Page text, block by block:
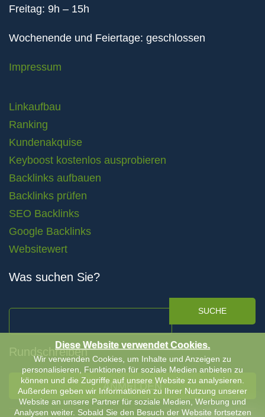
Freitag: 9h – 15h
Wochenende und Feiertage: geschlossen
Impressum
Linkaufbau
Ranking
Kundenakquise
Keyboost kostenlos ausprobieren
Backlinks aufbauen
Backlinks prüfen
SEO Backlinks
Google Backlinks
Websitewert
Was suchen Sie?
SUCHE
Rundschreiben
ANMELDEN
Diese Website verwendet Cookies.
Wir verwenden Cookies, um Inhalte und Anzeigen zu
personalisieren, Funktionen für soziale Medien anbieten zu
können und die Zugriffe auf unsere Website zu analysieren.
Außerdem geben wir Informationen zu Ihrer Nutzung unserer
Website an unsere Partner für soziale Medien, Werbung und
Analysen weiter. Sobald Sie den Besuch der Website fortsetzen